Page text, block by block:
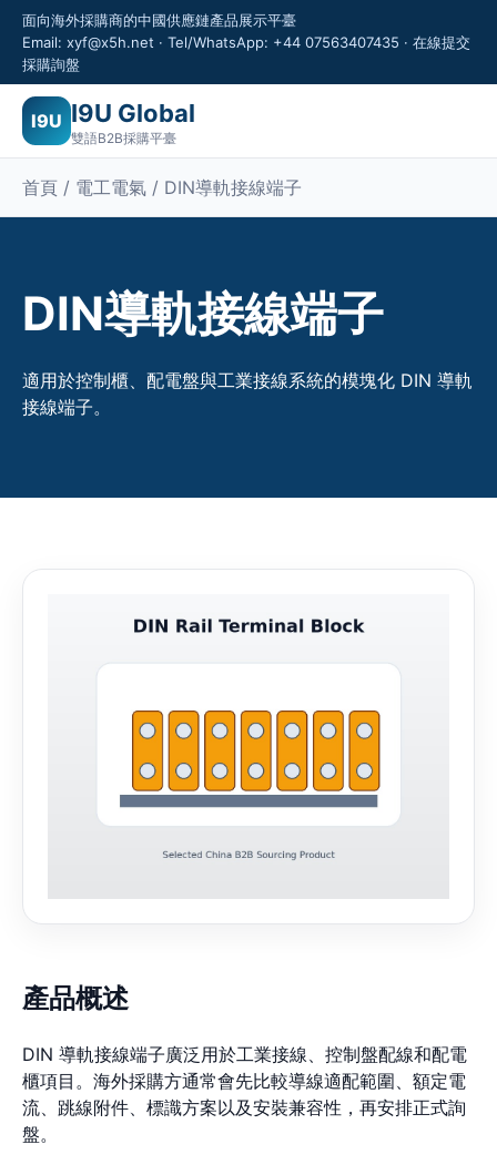
面向海外採購商的中國供應鏈產品展示平臺
Email: xyf@x5h.net · Tel/WhatsApp: +44 07563407435 · 在線提交
採購詢盤
I9U I9U Global
雙語B2B採購平臺
首頁 / 電工電氣 / DIN導軌接線端子
DIN導軌接線端子
適用於控制櫃、配電盤與工業接線系統的模塊化 DIN 導軌
接線端子。
產品概述
DIN 導軌接線端子廣泛用於工業接線、控制盤配線和配電
櫃項目。海外採購方通常會先比較導線適配範圍、額定電
流、跳線附件、標識方案以及安裝兼容性，再安排正式詢
盤。